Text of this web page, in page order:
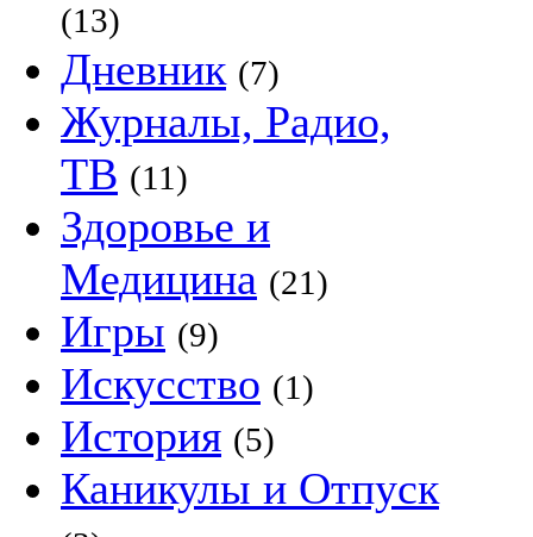
(13)
Дневник (7)
Журналы, Радио,
ТВ (11)
Здоровье и
Медицина (21)
Игры (9)
Искусство (1)
История (5)
Каникулы и Отпуск